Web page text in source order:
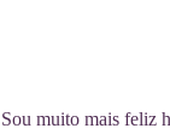
Sou muito mais feliz